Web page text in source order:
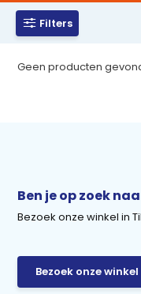
Filters
Geen producten
Ben je op zoek
Bezoek onze winkel in
Bezoek onze winkel